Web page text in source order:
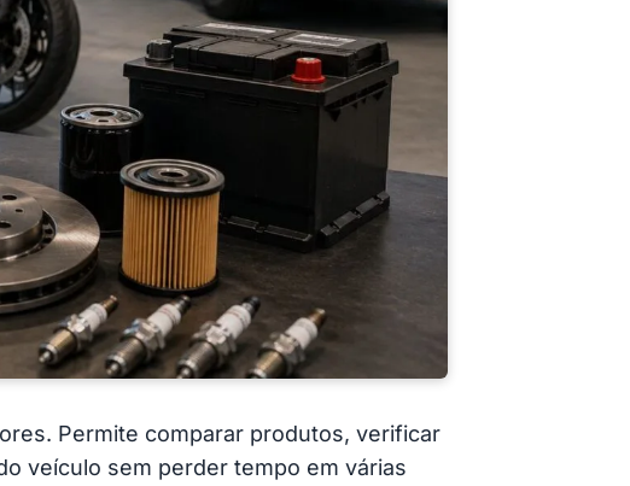
Permite comparar produtos, verificar
veículo sem perder tempo em várias